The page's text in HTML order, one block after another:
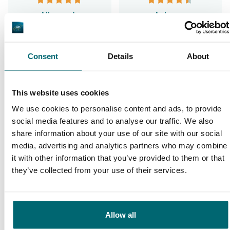
Consent Details About
This website uses cookies
We use cookies to personalise content and ads, to provide
social media features and to analyse our traffic. We also
share information about your use of our site with our social
media, advertising and analytics partners who may combine
it with other information that you’ve provided to them or that
they’ve collected from your use of their services.
Allow all
Allgemein Anlagen
Von unseren Kunden
Name, sondern Programm. Dass dem so ist,
Unser Angebot Betreuung